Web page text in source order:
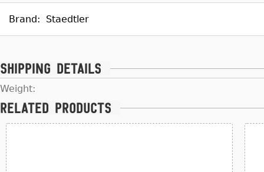
Brand: Staedtler
Shipping details
Weight:
Related products